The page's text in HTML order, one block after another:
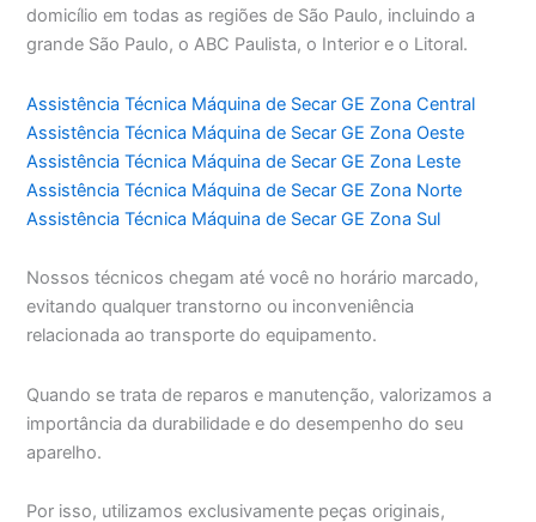
domicílio em todas as regiões de São Paulo, incluindo a
grande São Paulo, o ABC Paulista, o Interior e o Litoral.
Assistência Técnica Máquina de Secar GE Zona Central
Assistência Técnica Máquina de Secar GE Zona Oeste
Assistência Técnica Máquina de Secar GE Zona Leste
Assistência Técnica Máquina de Secar GE Zona Norte
Assistência Técnica Máquina de Secar GE Zona Sul
Nossos técnicos chegam até você no horário marcado,
evitando qualquer transtorno ou inconveniência
relacionada ao transporte do equipamento.
Quando se trata de reparos e manutenção, valorizamos a
importância da durabilidade e do desempenho do seu
aparelho.
Por isso, utilizamos exclusivamente peças originais,